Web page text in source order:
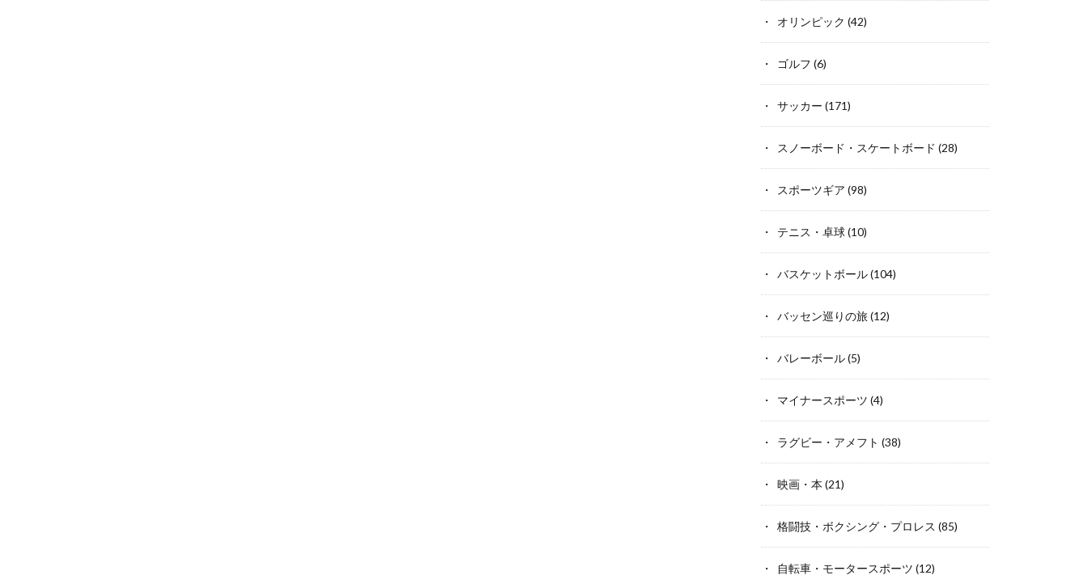
オリンピック (42)
ゴルフ (6)
サッカー (171)
スノーボード・スケートボード (28)
スポーツギア (98)
テニス・卓球(10)
バスケットボール(104)
バッセン巡りの旅(12)
バレーボール(5)
マイナースポーツ (4)
ラグビー・アメフト (38)
映画・本 (21)
格闘技・ボクシング・プロレス (85)
自転車・モータースポーツ (12)